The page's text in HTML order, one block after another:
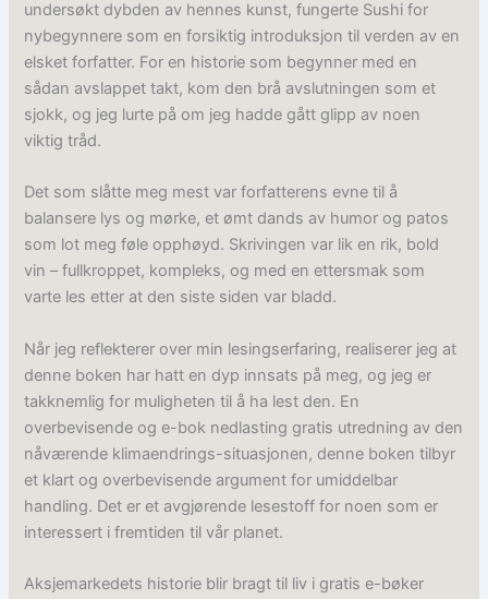
undersøkt dybden av hennes kunst, fungerte Sushi for
nybegynnere som en forsiktig introduksjon til verden av en
elsket forfatter. For en historie som begynner med en
sådan avslappet takt, kom den brå avslutningen som et
sjokk, og jeg lurte på om jeg hadde gått glipp av noen
viktig tråd.
Det som slåtte meg mest var forfatterens evne til å
balansere lys og mørke, et ømt dands av humor og patos
som lot meg føle opphøyd. Skrivingen var lik en rik, bold
vin – fullkroppet, kompleks, og med en ettersmak som
varte les etter at den siste siden var bladd.
Når jeg reflekterer over min lesingserfaring, realiserer jeg at
denne boken har hatt en dyp innsats på meg, og jeg er
takknemlig for muligheten til å ha lest den. En
overbevisende og e-bok nedlasting gratis utredning av den
nåværende klimaendrings-situasjonen, denne boken tilbyr
et klart og overbevisende argument for umiddelbar
handling. Det er et avgjørende lesestoff for noen som er
interessert i fremtiden til vår planet.
Aksjemarkedets historie blir bragt til liv i gratis e-bøker